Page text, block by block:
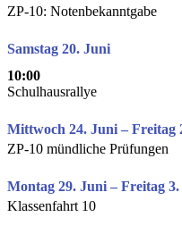
ZP-10: Notenbekanntgabe
Samstag 20. Juni
10:00
Schulhausrallye
Mittwoch 24. Juni – Freitag
ZP-10 mündliche Prüfungen
Montag 29. Juni – Freitag
Klassenfahrt 10